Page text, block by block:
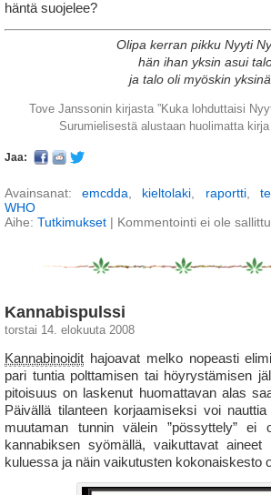
häntä suojelee?
Olipa kerran pikku Nyyti
hän ihan yksin asui
ja talo oli myöskin
Tove Janssonin kirjasta ”Kuka lohduttaisi
Surumielisestä alustaan huolimatta
Jaa:
Avainsanat:emcdda, kieltolaki, raportti,
WHO
Aihe: Tutkimukset | Kommentointi ei ole sallittu
Kannabispulssi
torstai 14. elokuuta 2008
Kannabinoidit hajoavat melko nopeasti
pari tuntia polttamisen tai höyrystämisen
pitoisuus on laskenut huomattavan alas
Päivällä tilanteen korjaamiseksi voi
muutaman tunnin välein ”pössyttely” ei
kannabiksen syömällä, vaikuttavat
kuluessa ja näin vaikutusten kokonais­kesto